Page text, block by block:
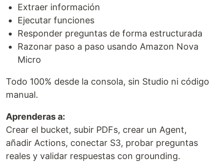
Extraer información
Ejecutar funciones
Responder preguntas de forma estructurada
Razonar paso a paso usando Amazon Nova
Micro
Todo 100% desde la consola, sin Studio ni código
manual.
Aprenderas a:
Crear el bucket, subir PDFs, crear un Agent,
añadir Actions, conectar S3, probar preguntas
reales y validar respuestas con grounding.